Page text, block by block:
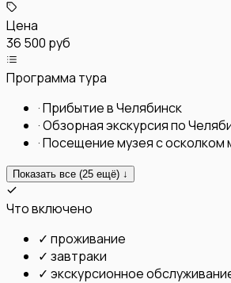
Цена
36 500 руб
Программа тура
·Прибытие в Челябинск
·Обзорная экскурсия по
·Посещение музея с осколком
Показать все (25 ещё) ↓
Что включено
✓ проживание
✓ завтраки
✓ экскурсионное